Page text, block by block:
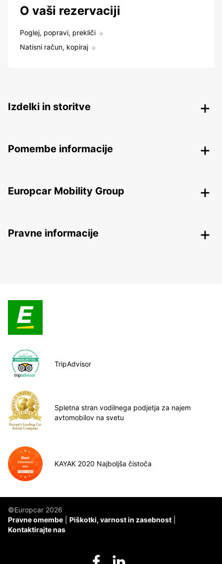
O vaši rezervaciji
Poglej, popravi, prekliči
Natisni račun, kopiraj
Izdelki in storitve
Pomembe informacije
Europcar Mobility Group
Pravne informacije
TripAdvisor
Spletna stran vodilnega podjetja za najem
avtomobilov na svetu
KAYAK 2020 Najboljša čistoča
©Europcar 2026
Pravne omembe
Piškotki, varnost in zasebnost
Kontaktirajte nas